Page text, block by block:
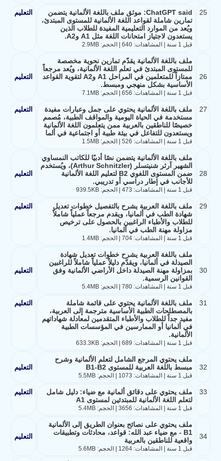
25
ChatGPT said: موثق ملف باللغة الألمانية يتضمن
تمارين شاملة لقواعد اللغة الألمانية للمستوى المبتدئ،
ويُعد من الموارد التعليمية المفيدة للطلاب الذين
يستعدون لاجتياز امتحانات اللغة مثل A1 وA2.
قبل 1 سنة | المشاهدات: 640 | الحجم: 2.9MB
التعليم
26
ملف باللغة الألمانية يقدّم تمارين نحوية مخصصة
للمستوى المبتدئ في تعلم اللغة الألمانية، ويُعد مرجعاً
ممتازاً للمتعلمين في المراحل A1 وA2 لتقوية القواعد
الأساسية بشكل منهجي ومبسط.
قبل 1 سنة | المشاهدات: 656 | الحجم: 7.1MB
التعليم
27
ملف باللغة الألمانية يحتوي على جمل وعبارات مفيدة
مستخدمة في الحياة اليومية والمواقف الطبية، مُصمم
خصيصًا للناطقين بالعربية ممن يتعلمون اللغة الألمانية
ويستعدون للتفاعل في بيئة طبية أو اجتماعية في ألما
قبل 1 سنة | المشاهدات: 526 | الحجم: 1.5MB
التعليم
28
ملف باللغة الألمانية يتضمن نصًا أدبيًا للكاتب النمساوي
الشهير آرثر شنيتسلر (Arthur Schnitzler)، ويُستخدم
ضمن المستوى اللغوي B2 لتعليم اللغة الألمانية
للأجانب في إطار دراسي أو تدريبي.
قبل 1 سنة | المشاهدات: 473 | الحجم: 939.5KB
التعليم
29
ملف باللغة العربية يشرح بالتفصيل خطوات تعديل
شهادة الطب في ألمانيا، ويقدم مرجعاً عملياً شاملاً
للطلاب والأطباء الراغبين بالحصول على ترخيص
مزاولة مهنة الطب في ألمانيا.
قبل 1 سنة | المشاهدات: 704 | الحجم: 1.4MB
التعليم
30
ملف باللغة العربية يشرح خطوات تعديل شهادة
الصيدلة في ألمانيا، ويقدّم دليلاً عملياً شاملاً للراغبين
بمزاولة مهنة الصيدلة داخل الأراضي الألمانية وفق
القوانين الرسمية.
قبل 1 سنة | المشاهدات: 780 | الحجم: 5.4MB
التعليم
31
ملف باللغة الألمانية يحتوي على قائمة شاملة
بالمصطلحات الطبية الأساسية مترجمة إلى العربية،
مفيد جداً للطلاب والأطباء المتقدمين لمعادلة شهاداتهم
في ألمانيا أو الممارسين في المؤسسات الطبية
الألمانية.
قبل 1 سنة | المشاهدات: 689 | الحجم: 633.3KB
التعليم
32
ملف يحتوي المرجع الشامل لتعلم الألمانية وشرح
مبسط باللغة العربية للمستوى B1-B2
قبل 1 سنة | المشاهدات: 1073 | الحجم: 5.5MB
التعليم
33
ملف يحتوي على دقائق ألمانية مع ضياء: دليل شامل
لتعلم اللغة الألمانية للمبتدئين لمستوى A1
قبل 1 سنة | المشاهدات: 3656 | الحجم: 5.4MB
التعليم
34
ملف يحتوي على نصائح بعنوان الطريق إلى الألمانية
B1 - مع ضياء عبد الله: قواعد، محادثات وتطبيقات
واقعية للناطقين بالعربية
قبل 1 سنة | المشاهدات: 1264 | الحجم: 5.6MB
التعليم